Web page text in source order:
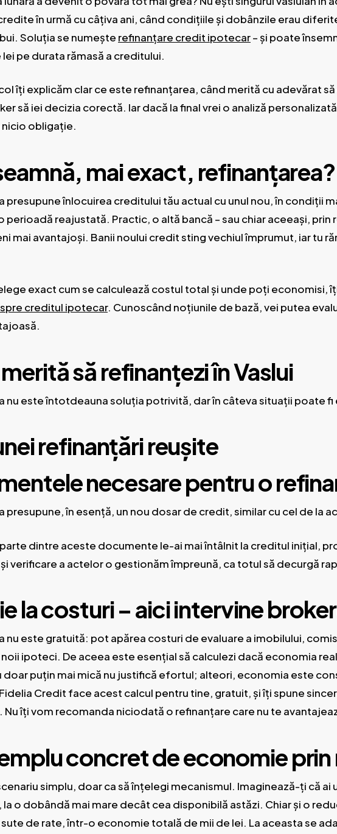
în urmă cu câțiva ani, când condițiile și dobânzile erau
Soluția se numește refinanțare credit ipotecar– și poate
pe durata rămasă a creditului.
îți explicăm clar ce este refinanțarea, când merită cu adevărat
să iei decizia corectă. Iar dacă la final vrei o analiză
obligație.
mai exact, refinanțarea?
presupune înlocuirea creditului tău actual cu unul nou, în condiții
perioadă reajustată. Practic, o altă bancă – sau chiar aceeași,
mai avantajoși. Banii noului credit sting vechiul împrumut, iar tu
exact cum se calculează costul total și unde poți economisi,
creditul ipotecar. Cunoscând noțiunile de bază, vei putea
să refinanțezi în Vaslui
nu este întotdeauna soluția potrivită, dar în câteva situații poate
refinanțări reușite
necesare pentru o
presupune, în esență, un nou dosar de credit, similar cu cel de la
dintre aceste documente le-ai mai întâlnit la creditul inițial,
verificare a actelor o gestionăm împreună, ca totul să decurgă
la costuri – aici intervine
nu este gratuită: pot apărea costuri de evaluare a imobilului,
ipoteci. De aceea este esențial să calculezi dacă economia
doar puțin mai mică nu justifică efortul; alteori, economia este
Credit face acest calcul pentru tine, gratuit, și îți spune
îți vom recomanda niciodată o refinanțare care nu te
concret de economie
simplu, doar ca să înțelegi mecanismul. Imaginează-ți că
la o dobândă mai mare decât cea disponibilă astăzi. Chiar și o
de rate, într-o economie totală de mii de lei. La aceasta se